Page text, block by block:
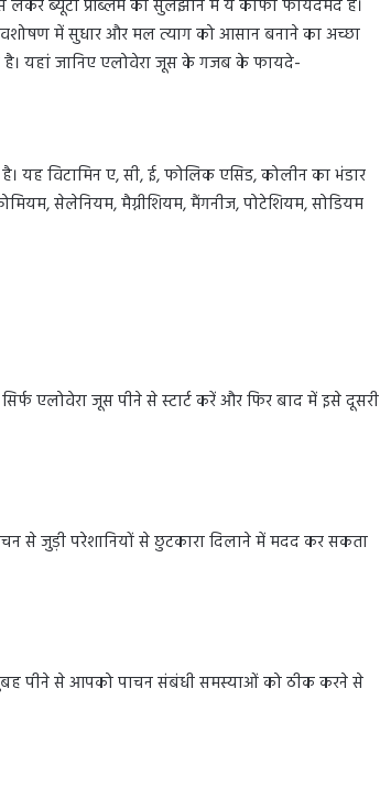
ब्यूटी प्रॉब्लम को सुलझाने में ये काफी फायदेमंद हैं।
में सुधार और मल त्याग को आसान बनाने का अच्छा
है। यहां जानिए एलोवेरा जूस के गजब के फायदे-
यह विटामिन ए, सी, ई, फोलिक एसिड, कोलीन का भंडार
सेलेनियम, मैग्नीशियम, मैंगनीज, पोटेशियम, सोडियम
एलोवेरा जूस पीने से स्टार्ट करें और फिर बाद में इसे दूसरी
से जुड़ी परेशानियों से छुटकारा दिलाने में मदद कर सकता
पीने से आपको पाचन संबंधी समस्याओं को ठीक करने से